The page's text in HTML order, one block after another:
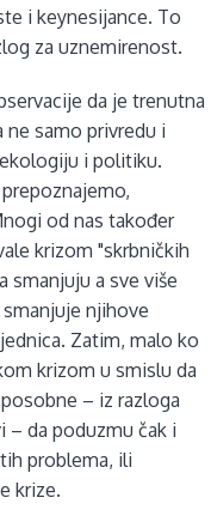
i keynesijance. To
za uznemirenost.
da je trenutna
samo privredu i
i politiku.
od nas također
krizom "skrbničkih
smanjuju a sve više
njihove
Zatim, malo ko
krizom u smislu da
– iz razloga
– da poduzmu čak i
problema, ili
krize.